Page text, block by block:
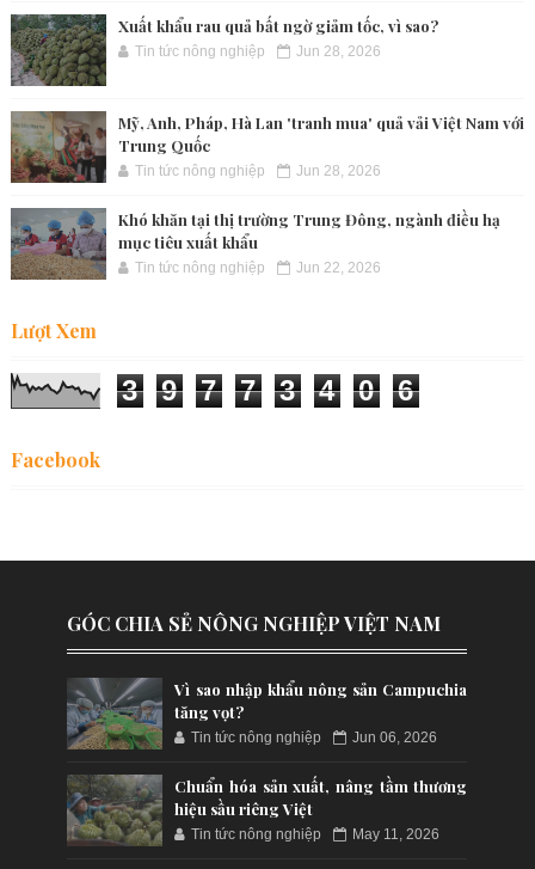
Xuất khẩu rau quả bất ngờ giảm tốc, vì sao?
Tin tức nông nghiệp Jun 28, 2026
Mỹ, Anh, Pháp, Hà Lan 'tranh mua' quả vải Việt Nam với
Trung Quốc
Tin tức nông nghiệp Jun 28, 2026
Khó khăn tại thị trường Trung Đông, ngành điều hạ
mục tiêu xuất khẩu
Tin tức nông nghiệp Jun 22, 2026
Lượt Xem
3 9 7 7 3 4 0 6
Facebook
GÓC CHIA SẺ NÔNG NGHIỆP VIỆT NAM
Vì sao nhập khẩu nông sản Campuchia
tăng vọt?
Tin tức nông nghiệp Jun 06, 2026
Chuẩn hóa sản xuất, nâng tầm thương
hiệu sầu riêng Việt
Tin tức nông nghiệp May 11, 2026